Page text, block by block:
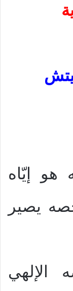
هو إيّاه
يصير
الإلهي